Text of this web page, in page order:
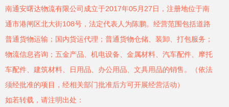
南通安曙达物流有限公司成立于2017年05月27日，注册地位于南
通市港闸区北大街108号，法定代表人为陈鹏。经营范围包括道路
普通货物运输；国内货运代理；普通货物仓储、装卸、打包服务；
物流信息咨询；五金产品、机电设备、金属材料、汽车配件、摩托
车配件、建筑材料、日用品、办公用品、文具用品的销售。（依法
须经批准的项目，经相关部门批准后方可开展经营活动）
如若转载，请注明出处：